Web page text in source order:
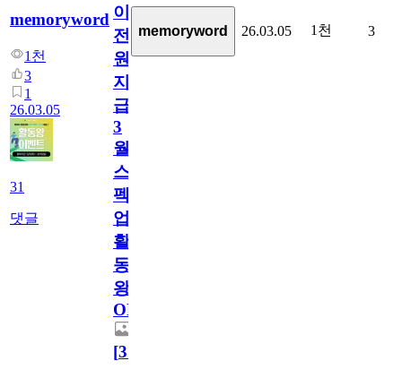
memoryword
1천
3
1
26.03.05
31
댓글
이
전
원
지
급!
3
월
스
펙
업
활
동
왕
OPEN
[31
memoryword 26.03.05 1천 3